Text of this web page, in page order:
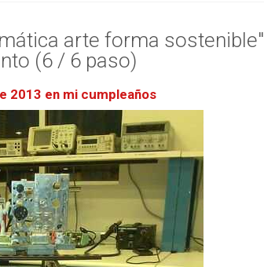
arte forma sostenible"
(6 / 6 paso)
2013 en mi cumpleaños